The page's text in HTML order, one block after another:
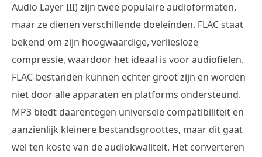
Audio Layer III) zijn twee populaire audioformaten,
maar ze dienen verschillende doeleinden. FLAC staat
bekend om zijn hoogwaardige, verliesloze
compressie, waardoor het ideaal is voor audiofielen.
FLAC-bestanden kunnen echter groot zijn en worden
niet door alle apparaten en platforms ondersteund.
MP3 biedt daarentegen universele compatibiliteit en
aanzienlijk kleinere bestandsgroottes, maar dit gaat
wel ten koste van de audiokwaliteit. Het converteren